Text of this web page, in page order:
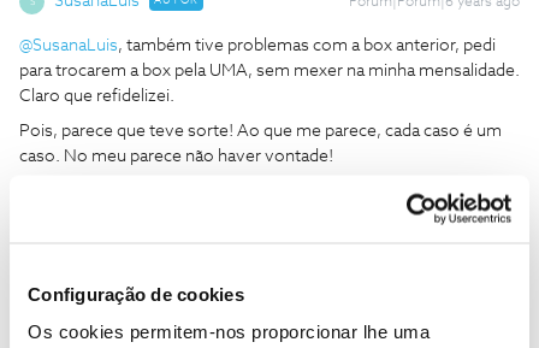
Configuração de cookies
Os cookies permitem-nos proporcionar lhe uma
@SusanaLuis, também tive problemas com a box anterior, pedi
para trocarem a box pela UMA, sem mexer na minha mensalidade.
Claro que refidelizei.
Pois, parece que teve sorte! Ao que me parece, cada caso é um
caso. No meu parece não haver vontade!
Ana P. Forum|Forum|6 years ago